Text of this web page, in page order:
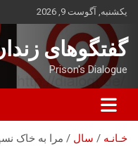
بروید
یکشنبه, آگوست 9, 2026
گفتگوهای
Prison's Dialogue
خـانـه سال مرا به خاک